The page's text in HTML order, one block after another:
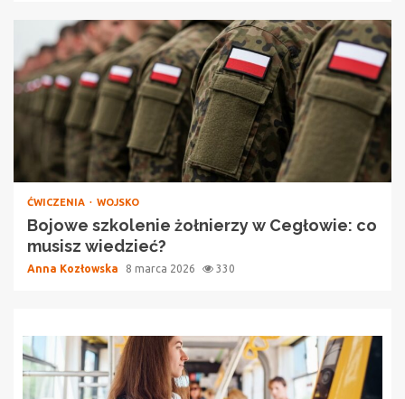
ĆWICZENIA WOJSKO
Bojowe szkolenie żołnierzy w Cegłowie: co
musisz wiedzieć?
Anna Kozłowska 8 marca 2026 330